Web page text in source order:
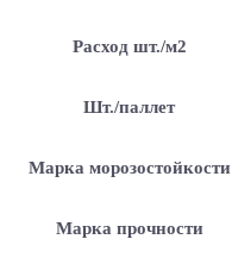
Расход шт./м2
Шт./паллет
Марка морозостойкости
Марка прочности